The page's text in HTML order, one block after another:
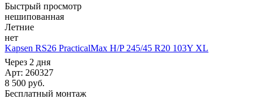
Быстрый просмотр
нешипованная
Летние
нет
Kapsen RS26 PracticalMax H/P 245/45 R20 103Y XL
Через 2 дня
Арт: 260327
8 500 руб.
Бесплатный монтаж